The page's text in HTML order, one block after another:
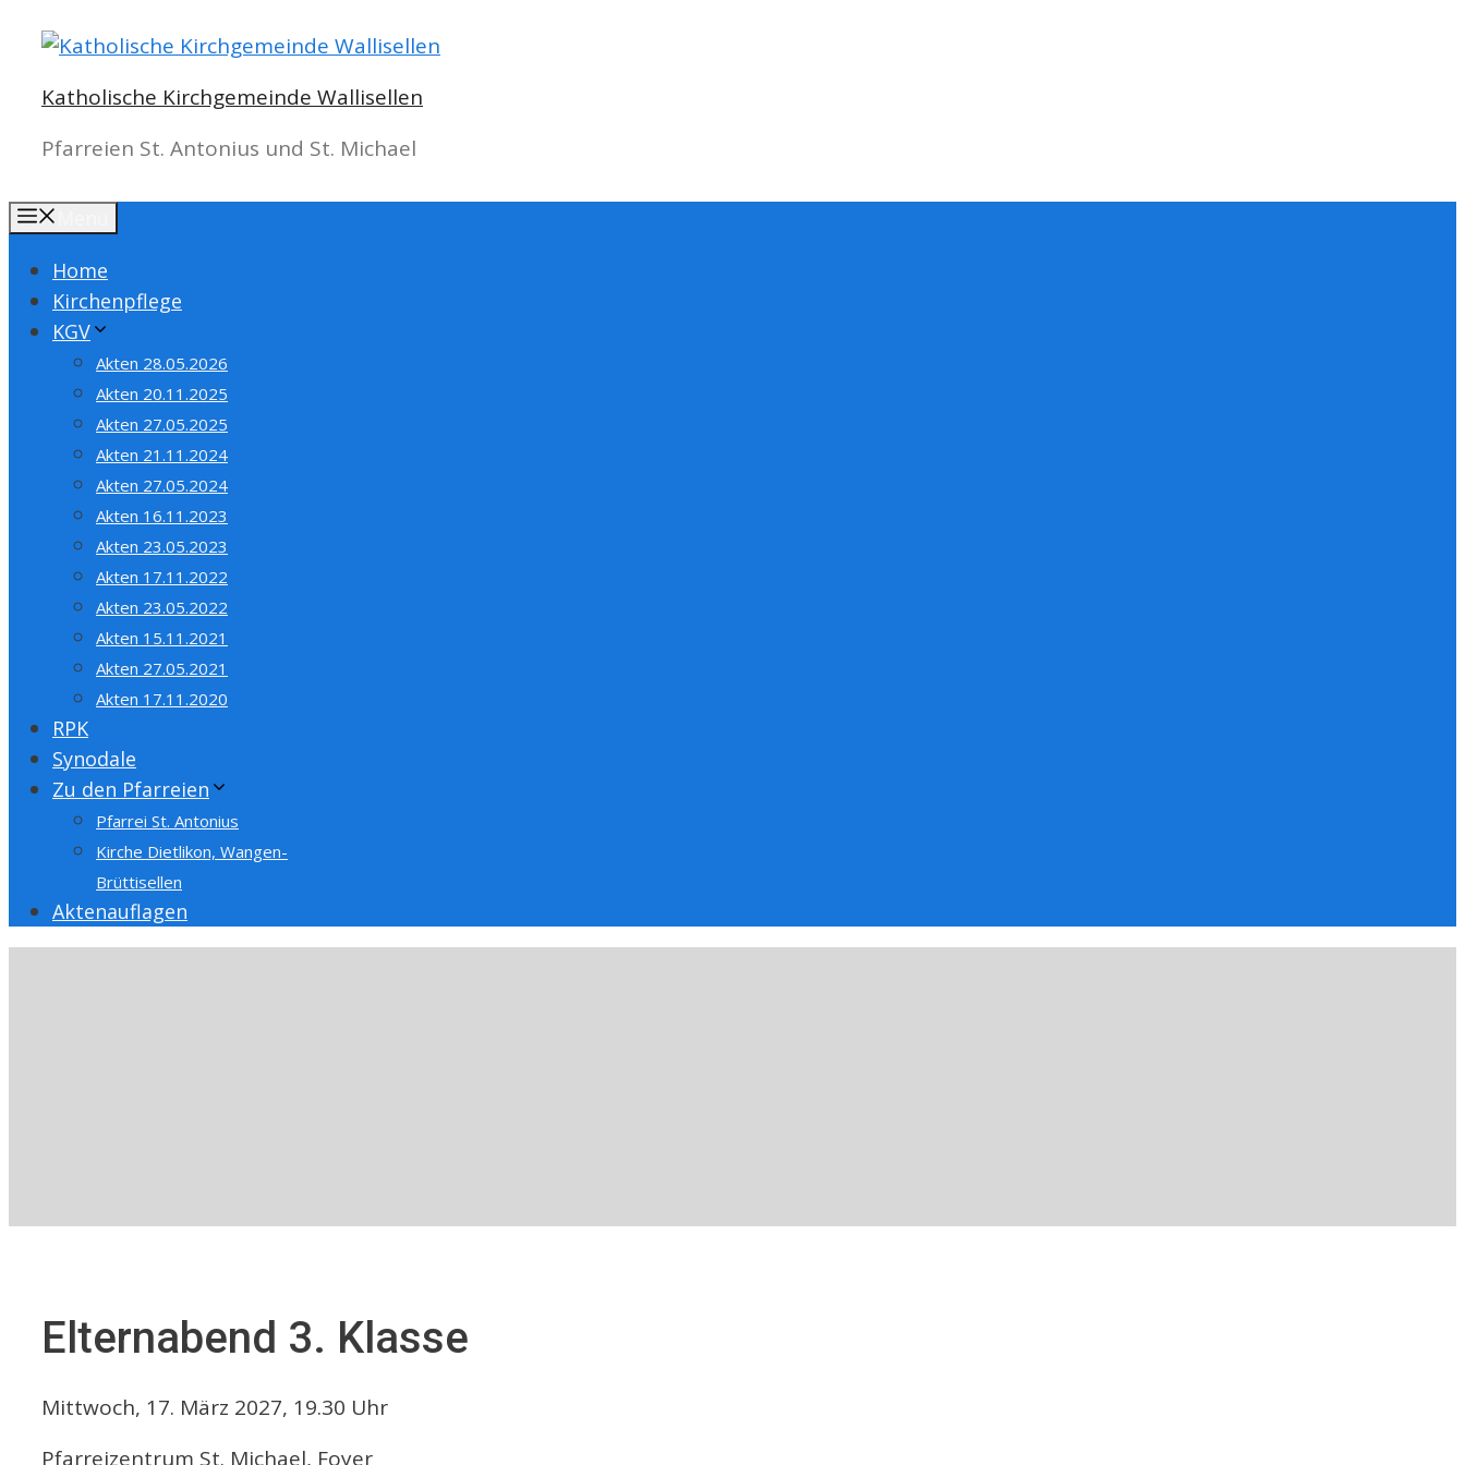
zum
InhaltKatholische Kirchgemeinde Wallisellen
Pfarreien St. Antonius und St. Michael
Home
Kirchenpflege
KGV
Akten 28.05.2026
Akten 20.11.2025
Akten 27.05.2025
Akten 21.11.2024
Akten 27.05.2024
Akten 16.11.2023
Akten 23.05.2023
Akten 17.11.2022
Akten 23.05.2022
Akten 15.11.2021
Akten 27.05.2021
Akten 17.11.2020
RPK
Synodale
Zu den Pfarreien
Pfarrei St. Antonius
Kirche Dietlikon, Wangen-
Brüttisellen
Aktenauflagen
Elternabend 3. Klasse
Mittwoch, 17. März 2027, 19.30 Uhr
Pfarreizentrum St. Michael, Foyer